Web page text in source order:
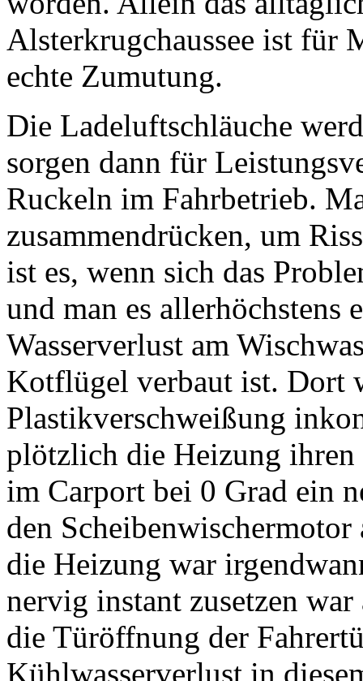
Alsterkrugchaussee ist für
echte Zumutung.
Die Ladeluftschläuche
sorgen dann für
Ruckeln im Fahrbetrieb.
zusammendrücken, um
ist es, wenn sich das
und man es allerhöchstens
Wasserverlust am
Kotflügel verbaut ist. Dort
Plastikverschweißung
plötzlich die Heizung
im Carport bei 0 Grad ein
den
die Heizung war
nervig instant zusetzen
die Türöffnung der
Kühlwasserverlust in